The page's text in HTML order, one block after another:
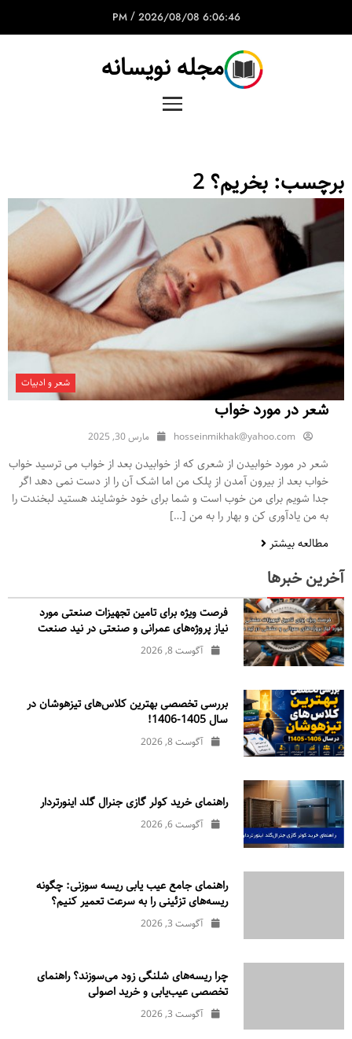
6:06:46 PM
/ 2026/08/08
مجله نویسانه
برچسب: بخریم؟ 2
شعر و ادبیات
شعر در مورد خواب
hosseinmikhak@yahoo.com مارس 30, 2025
شعر در مورد خوابیدن از شعری که از خوابیدن بعد از خواب می ترسید خواب
خواب بعد از بیرون آمدن از پلک من اما اشک آن را از دست نمی دهد اگر
جدا شویم برای من خوب است و شما برای خود خوشایند هستید لبخندت را
به من یادآوری کن و بهار را به من […]
مطالعه بیشتر
آخرین خبرها
فرصت ویژه برای تامین تجهیزات صنعتی مورد
نیاز پروژه‌های عمرانی و صنعتی در نید صنعت
آگوست 8, 2026
بررسی تخصصی بهترین کلاس‌های تیزهوشان در
سال 1405-1406!
آگوست 8, 2026
راهنمای خرید کولر گازی جنرال‌ گلد اینورتر‌دار
آگوست 6, 2026
راهنمای جامع عیب یابی ریسه سوزنی: چگونه
ریسه‌های تزئینی را به سرعت تعمیر کنیم؟
آگوست 3, 2026
چرا ریسه‌های شلنگی زود می‌سوزند؟ راهنمای
تخصصی عیب‌یابی و خرید اصولی
آگوست 3, 2026